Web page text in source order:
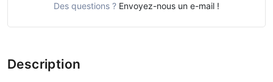
Des questions ? Envoyez-nous un e-mail !
Description